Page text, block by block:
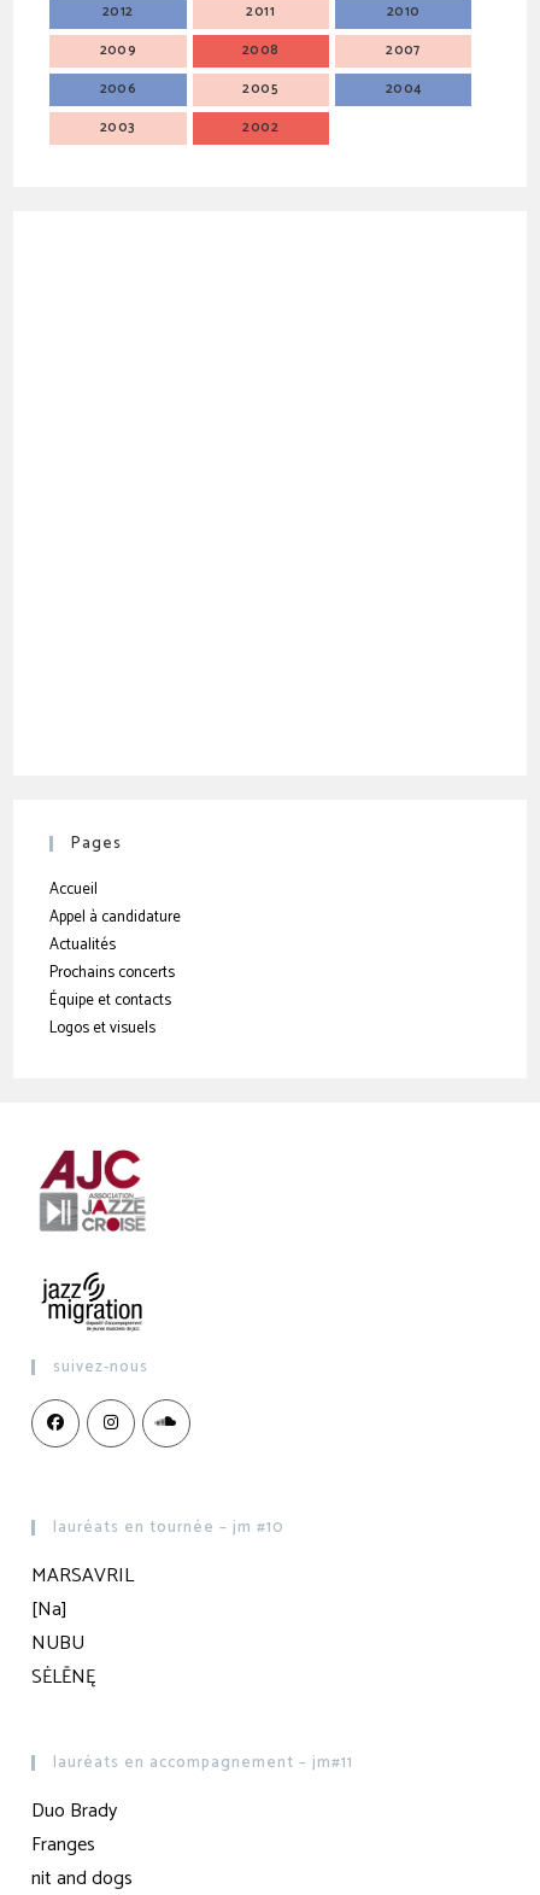
2012
2011
2010
2009
2008
2007
2006
2005
2004
2003
2002
Pages
Accueil
Appel à candidature
Actualités
Prochains concerts
Équipe et contacts
Logos et visuels
suivez-nous
lauréats en tournée – jm #10
MARSAVRIL
[Na]
NUBU
SĖLĒNĘ
lauréats en accompagnement – jm#11
Duo Brady
Franges
nit and dogs